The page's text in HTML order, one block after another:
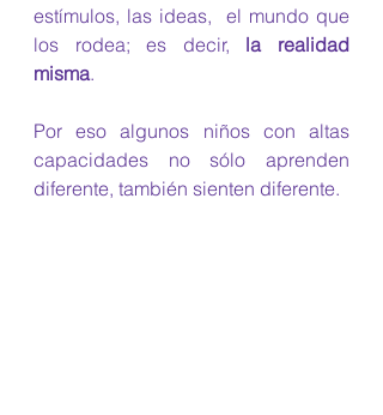
estímulos, las ideas,  el mundo que
los rodea; es decir, la realidad
misma.
Por eso algunos niños con altas
capacidades no sólo aprenden
diferente, también sienten diferente.